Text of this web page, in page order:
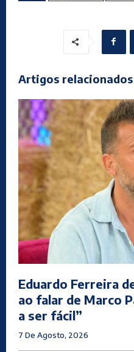
Artigos relacionados
Eduardo Ferreira
ao falar de Marco
a ser fácil”
7 De Agosto, 2026